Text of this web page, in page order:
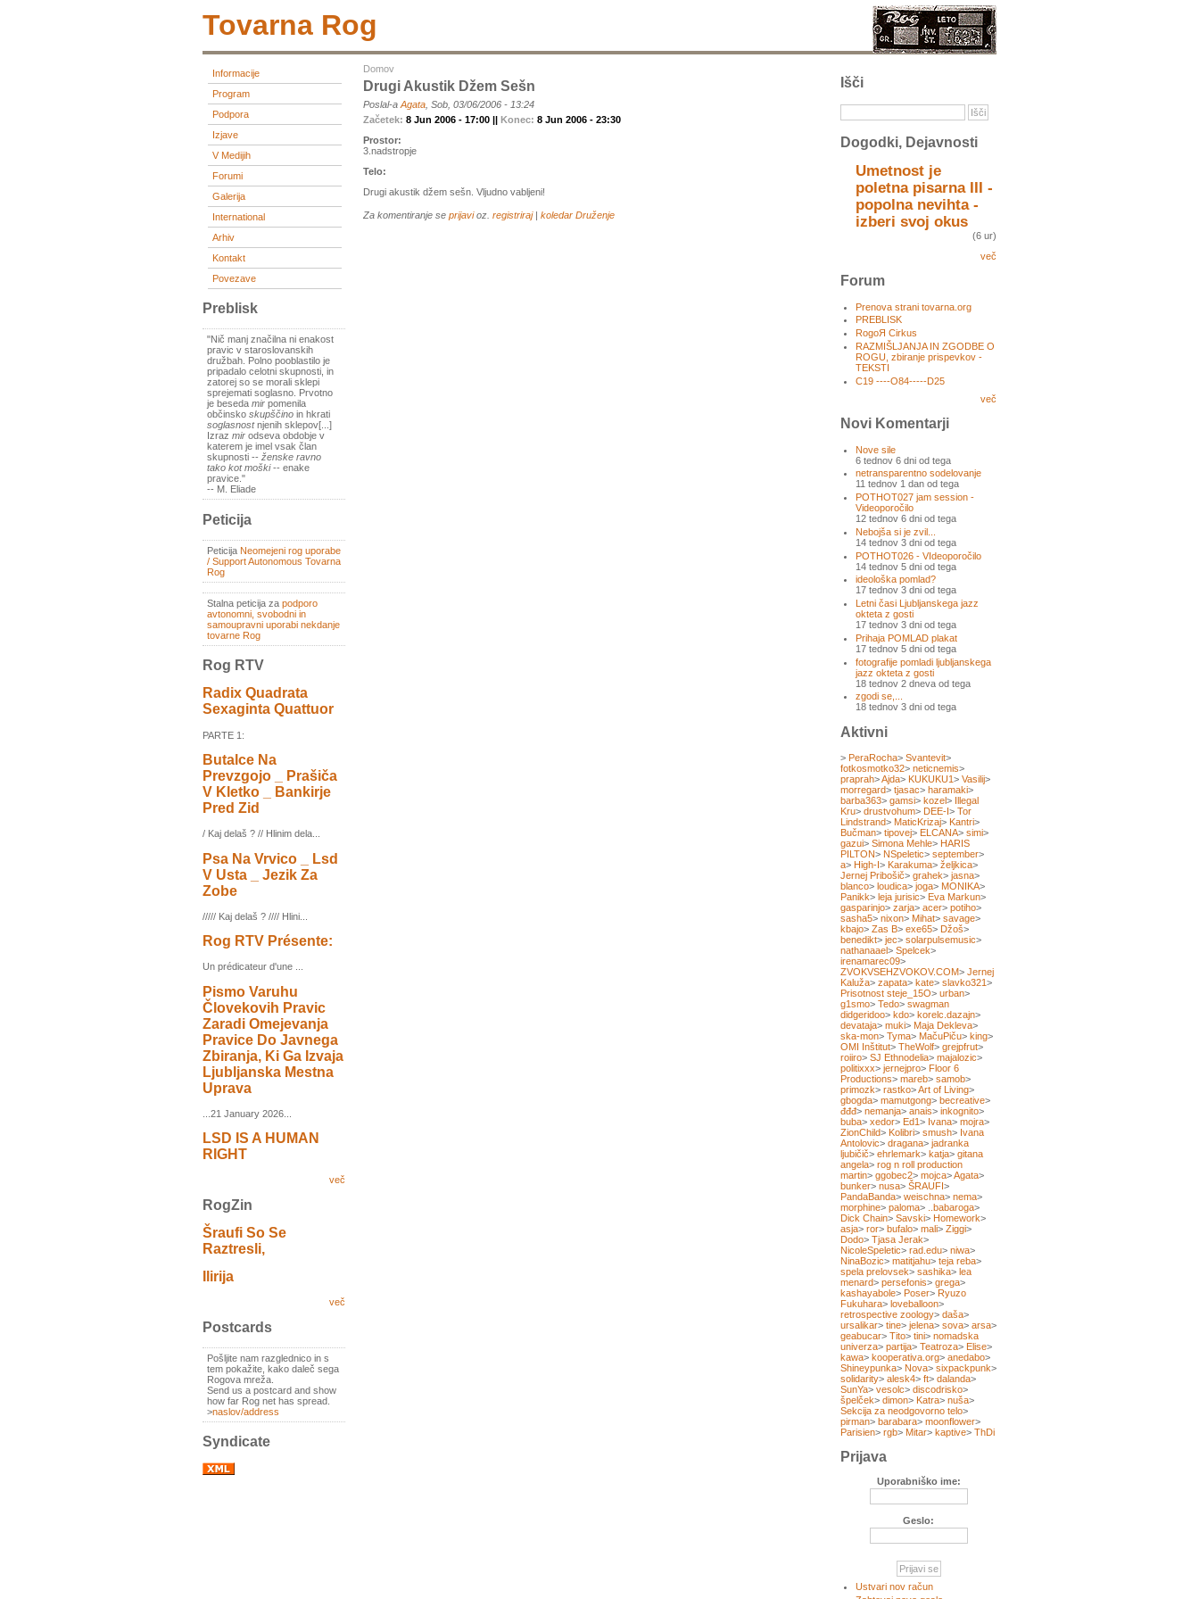
Tovarna Rog
Informacije
Program
Podpora
Izjave
V Medijih
Forumi
Galerija
International
Arhiv
Kontakt
Povezave
Preblisk
"Nič manj značilna ni enakost
pravic v staroslovanskih
družbah. Polno pooblastilo je
pripadalo celotni skupnosti, in
zatorej so se morali sklepi
sprejemati soglasno. Prvotno
je beseda mir pomenila
občinsko skupščino in hkrati
soglasnostnjenih sklepov[...]
Izraz mir odseva obdobje v
katerem je imel vsak član
skupnosti -- ženske ravno
tako kot moški-- enake
pravice."
-- M. Eliade
Peticija
Peticija Neomejeni rog uporabe
/ Support Autonomous Tovarna
Rog
Stalna peticija za podporo
avtonomni, svobodni in
samoupravni uporabi nekdanje
tovarne Rog
Rog RTV
Radix Quadrata
Sexaginta Quattuor
PARTE 1:
Butalce Na
Prevzgojo _ Prašiča
V Kletko _ Bankirje
Pred Zid
/ Kaj delaš ? // Hlinim dela...
Psa Na Vrvico _ Lsd
V Usta _ Jezik Za
Zobe
///// Kaj delaš ? //// Hlini...
Rog RTV Présente:
Un prédicateur d'une ...
Pismo Varuhu
Človekovih Pravic
Zaradi Omejevanja
Pravice Do Javnega
Zbiranja, Ki Ga Izvaja
Ljubljanska Mestna
Uprava
...21 January 2026...
LSD IS A HUMAN
RIGHT
več
RogZin
Šraufi So Se
Raztresli,
Ilirija
več
Postcards
Pošljite nam razglednico in s
tem pokažite, kako daleč sega
Rogova mreža.
Send us a postcard and show
how far Rog net has spread.
>naslov/address
Syndicate
Domov
Drugi Akustik Džem Sešn
Poslal-a Agata , Sob, 03/06/2006 - 13:24
Začetek: 8 Jun 2006 - 17:00 || Konec: 8 Jun 2006 - 23:30
Prostor:
3.nadstropje
Telo:
Drugi akustik džem sešn. Vljudno vabljeni!
Za komentiranje se prijavioz. registriraj| koledar Druženje
Išči
Dogodki, Dejavnosti
Umetnost je
poletna pisarna III -
popolna nevihta -
izberi svoj okus
(6 ur)
več
Forum
Prenova strani tovarna.org
PREBLISK
RogoЯ Cirkus
RAZMIŠLJANJA IN ZGODBE O
ROGU, zbiranje prispevkov -
TEKSTI
C19 ----O84-----D25
več
Novi Komentarji
Nove sile
6 tednov 6 dni od tega
netransparentno sodelovanje
11 tednov 1 dan od tega
POTHOT027 jam session -
Videoporočilo
12 tednov 6 dni od tega
Nebojša si je zvil...
14 tednov 3 dni od tega
POTHOT026 - VIdeoporočilo
14 tednov 5 dni od tega
ideološka pomlad?
17 tednov 3 dni od tega
Letni časi Ljubljanskega jazz
okteta z gosti
17 tednov 3 dni od tega
Prihaja POMLAD plakat
17 tednov 5 dni od tega
fotografije pomladi ljubljanskega
jazz okteta z gosti
18 tednov 2 dneva od tega
zgodi se,...
18 tednov 3 dni od tega
Aktivni
> PeraRocha> Svantevit>
fotkosmotko32> neticnemis>
praprah>Ajda> KUKUKU1> Vasilij>
morregard> tjasac> haramaki>
barba363> gamsi> kozel> Illegal
Kru> drustvohum> DEE-I> Tor
Lindstrand> MaticKrizaj> Kantri>
Bučman> tipovej> ELCANA> simi>
gazui> Simona Mehle> HARIS
PILTON> NSpeletic> september>
a> High-I> Karakuma> željkica>
Jernej Pribošič> grahek> jasna>
blanco> loudica> joga> MONIKA>
Panikk> leja jurisic> Eva Markun>
gasparinjo> zarja> acer> potiho>
sasha5> nixon> Mihat> savage>
kbajo> Zas B> exe65> Džoš>
benedikt> jec> solarpulsemusic>
nathanaael> Spelcek>
irenamarec09>
ZVOKVSEHZVOKOV.COM> Jernej
Kaluža> zapata> kate> slavko321>
Prisotnost steje_15O> urban>
g1smo> Tedo> swagman
didgeridoo> kdo> korelc.dazajn>
devataja> muki> Maja Dekleva>
ska-mon> Tyma> MačuPiču> king>
OMI Inštitut> TheWolf> grejpfrut>
roiiro> SJ Ethnodelia> majalozic>
politixxx> jernejpro> Floor 6
Productions> mareb> samob>
primozk> rastko>Art of Living>
gbogda> mamutgong> becreative>
đđđ> nemanja> anais> inkognito>
buba> xedor> Ed1> Ivana> mojra>
ZionChild> Kolibri> smush> Ivana
Antolovic> dragana> jadranka
ljubičič> ehrlemark> katja> gitana
angela> rog n roll production
martin> ggobec2> mojca>Agata>
bunker> nusa> ŠRAUFI>
PandaBanda> weischna> nema>
morphine> paloma> ..babaroga>
Dick Chain> Savski> Homework>
asja> ror> bufalo> mali> Ziggi>
Dodo> Tjasa Jerak>
NicoleSpeletic> rad.edu> niwa>
NinaBozic> matitjahu> teja reba>
spela prelovsek> sashika> lea
menard> persefonis> grega>
kashayabole> Poser> Ryuzo
Fukuhara> loveballoon>
retrospective zoology> daša>
ursalikar> tine> jelena> sova> arsa>
geabucar> Tito> tini> nomadska
univerza> partija> Teatroza> Elise>
kawa> kooperativa.org> anedabo>
Shineypunka> Nova> sixpackpunk>
solidarity> alesk4> ft> dalanda>
SunYa> vesolc> discodrisko>
špelček> dimon> Katra> nuša>
Sekcija za neodgovorno telo>
pirman> barabara> moonflower>
Parisien> rgb> Mitar> kaptive> ThDi
Prijava
Uporabniško ime:
Geslo:
Ustvari nov račun